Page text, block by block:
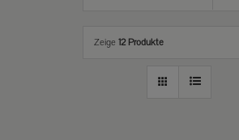
Zeige 12 Produkte